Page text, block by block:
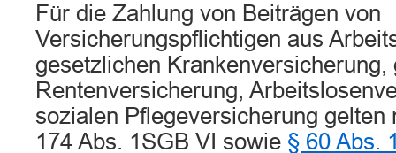
Für die Zahlung von Beiträgen von
Versicherungspflichtigen aus
gesetzlichen Krankenversicherung,
Rentenversicherung,
sozialen Pflegeversicherung gelten
174 Abs. 1SGB VI sowie § 60 Abs.